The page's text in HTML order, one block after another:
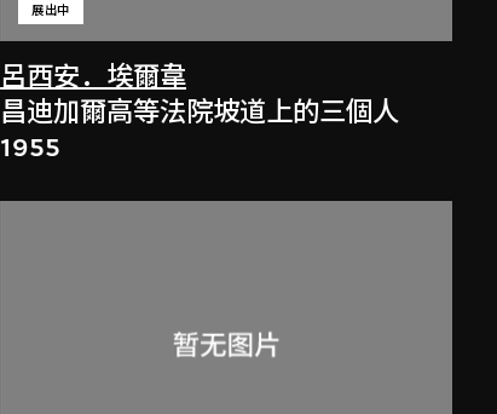
呂西安．埃爾韋
展出中
昌迪加爾高等法院坡道上的三個人
1955